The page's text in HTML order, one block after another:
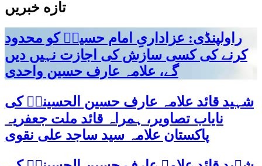
تازه خبریں
راولپنڈی: عزاداریِ امام حسینؑ کو محدود
کرنے کی کسی سازش کی اجازت نہیں دیں
گے، علامہ عارف حسین واحدی
شہید قائد علامہ عارف حسین الحسینیؒ کی
نایاب تصاویر، ہمراہ قائد ملت جعفریہ
پاکستان علامہ سید ساجد علی نقوی